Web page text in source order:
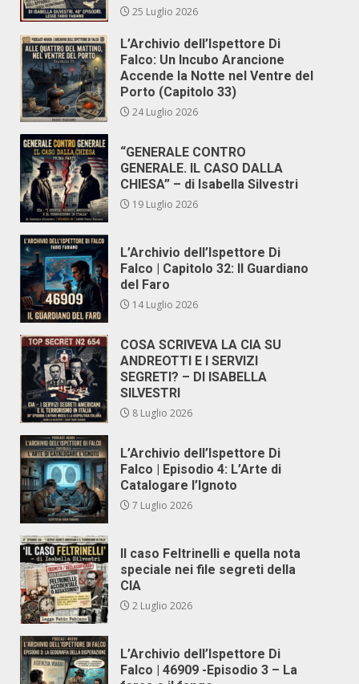
25 Luglio 2026
L’Archivio dell’Ispettore Di
Falco: Un Incubo Arancione
Accende la Notte nel Ventre del
Porto (Capitolo 33)
24 Luglio 2026
“GENERALE CONTRO
GENERALE. IL CASO DALLA
CHIESA” – di Isabella Silvestri
19 Luglio 2026
L’Archivio dell’Ispettore Di
Falco | Capitolo 32: Il Guardiano
del Faro
14 Luglio 2026
COSA SCRIVEVA LA CIA SU
ANDREOTTI E I SERVIZI
SEGRETI? – DI ISABELLA
SILVESTRI
8 Luglio 2026
L’Archivio dell’Ispettore Di
Falco | Episodio 4: L’Arte di
Catalogare l’Ignoto
7 Luglio 2026
Il caso Feltrinelli e quella nota
speciale nei file segreti della
CIA
2 Luglio 2026
L’Archivio dell’Ispettore Di
Falco | 46909 -Episodio 3 – La